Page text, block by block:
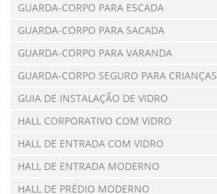
GUARDA-CORPO PARA ESCADA
GUARDA-CORPO PARA SACADA
GUARDA-CORPO PARA VARANDA
GUARDA-CORPO SEGURO PARA CRIANÇAS
GUIA DE INSTALAÇÃO DE VIDRO
HALL CORPORATIVO COM VIDRO
HALL DE ENTRADA COM VIDRO
HALL DE ENTRADA MODERNO
HALL DE PRÉDIO MODERNO